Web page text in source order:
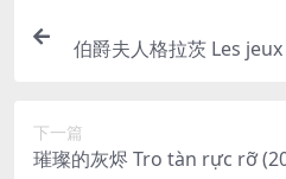
伯爵夫人格拉茨 Les
下一篇
璀璨的灰烬 Tro tàn rực rỡ